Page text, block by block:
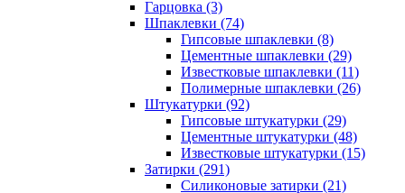
Гарцовка (3)
Шпаклевки (74)
Гипсовые шпаклевки (8)
Цементные шпаклевки (29)
Известковые шпаклевки (11)
Полимерные шпаклевки (26)
Штукатурки (92)
Гипсовые штукатурки (29)
Цементные штукатурки (48)
Известковые штукатурки (15)
Затирки (291)
Силиконовые затирки (21)